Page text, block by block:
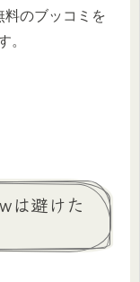
料のブッコミを
。
は避けた